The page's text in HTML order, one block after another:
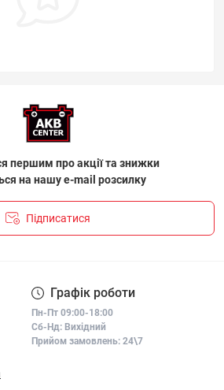
першим про акції та знижки
на нашу e-mail розсилку
Підписатися
Графік роботи
Пн-Пт 09:00-18:00
Сб-Нд: Вихідний
Прийом замовлень: 24\7